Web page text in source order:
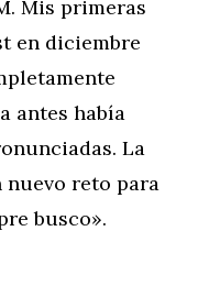
Mis primeras
en diciembre
antes había
La
nuevo reto para
busco».